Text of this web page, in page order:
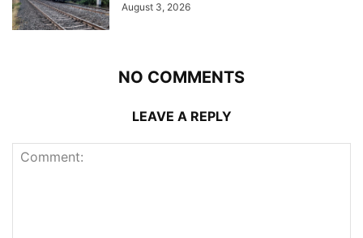
August 3, 2026
NO COMMENTS
LEAVE A REPLY